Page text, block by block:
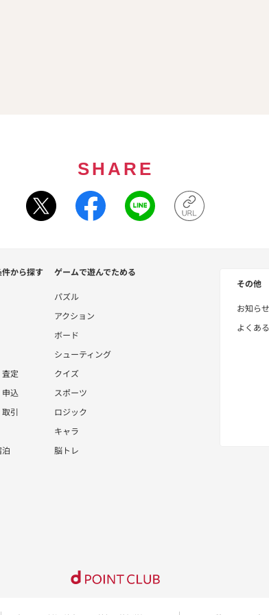
SHARE
から探す
定
申込
引
ゲームで遊んでためる
パズル
アクション
ボード
シューティング
クイズ
スポーツ
ロジック
キャラ
脳トレ
その他
お知らせ
よくあ